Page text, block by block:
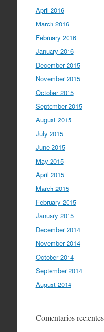
April 2016
March 2016
February 2016
January 2016
December 2015
November 2015
October 2015
September 2015
August 2015
July 2015
June 2015
May 2015
April 2015
March 2015
February 2015
January 2015
December 2014
November 2014
October 2014
September 2014
August 2014
Comentarios recientes